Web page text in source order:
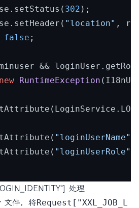
302 );
"location" ,
false ;
&&
new RuntimeException
"loginUserName"
"loginUserRole"
处理
文件，将Request["XXL_JOB_L